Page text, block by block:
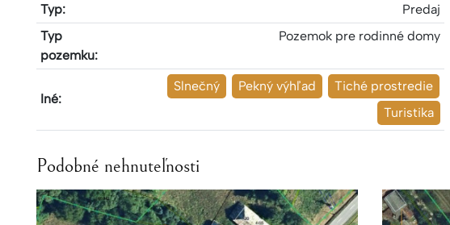
Typ:
Predaj
Typ
pozemku:
Pozemok pre rodinné domy
Iné:
Slnečný Pekný výhľad
Tiché prostredie
Turistika
Podobné nehnuteľnosti